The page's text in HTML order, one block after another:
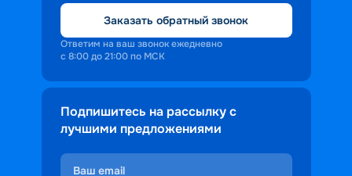
Заказать обратный звонок
Ответим на ваш звонок ежедневно
с 8:00 до 21:00 по МСК
Подпишитесь на рассылку с
лучшими предложениями